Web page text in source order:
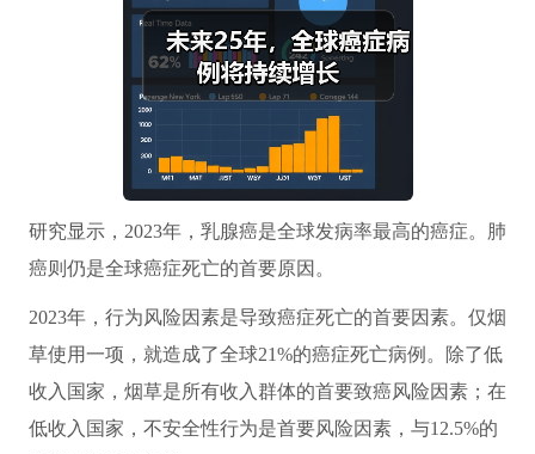
研究显示，2023年，乳腺癌是全球发病率最高的癌症。肺
癌则仍是全球癌症死亡的首要原因。
2023年，行为风险因素是导致癌症死亡的首要因素。仅烟
草使用一项，就造成了全球21%的癌症死亡病例。除了低
收入国家，烟草是所有收入群体的首要致癌风险因素；在
低收入国家，不安全性行为是首要风险因素，与12.5%的